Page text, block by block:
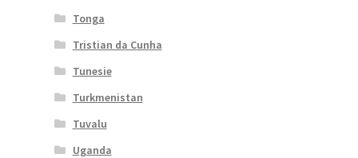
Tonga
Tristian da Cunha
Tunesie
Turkmenistan
Tuvalu
Uganda